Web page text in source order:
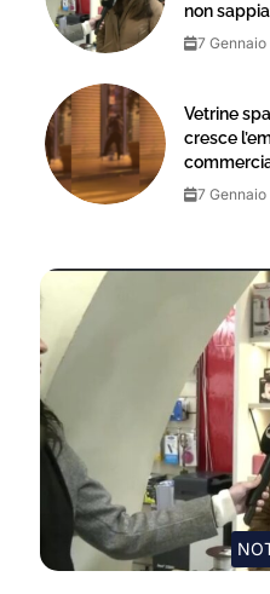
non
7
Vetrine
cresce
7